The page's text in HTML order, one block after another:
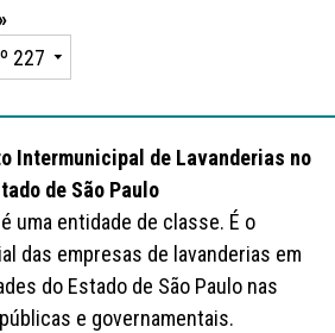
Intermunicipal de Lavanderias no
de São Paulo
uma entidade de classe. É o
das empresas de lavanderias em
do Estado de São Paulo nas
e governamentais.